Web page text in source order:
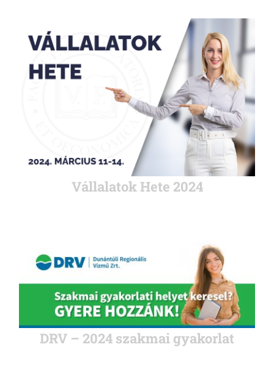
Vállalatok Hete 2024
DRV – 2024 szakmai gyakorlat